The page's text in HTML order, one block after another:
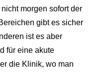
morgen sofort der
gibt es sicher
ist es aber
für eine akute
die Klinik, wo man